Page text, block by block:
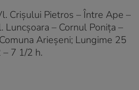
Crişului Pietros – Între Ape –
Luncşoara – Cornul Poniţa –
Arieşeni; Lungime 25
7 1/2 h.